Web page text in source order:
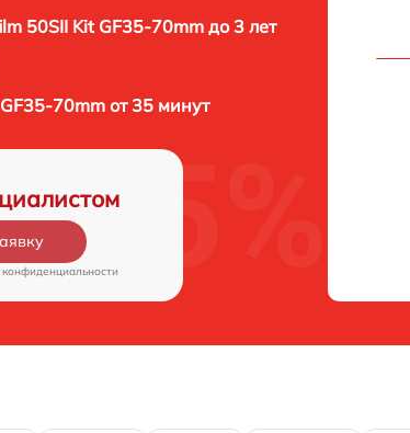
50SII Kit GF35-70mm до 3 лет
70mm от 35 минут